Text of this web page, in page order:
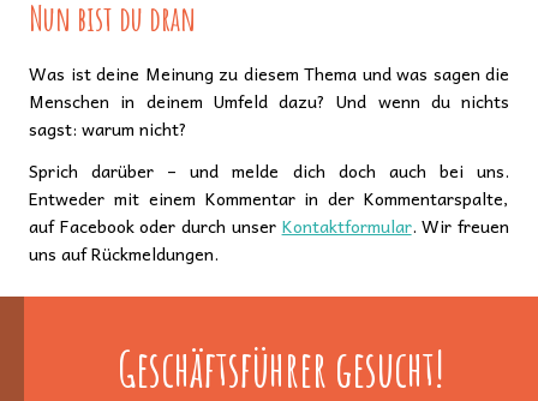
Nun bist du dran
Was ist deine Meinung zu diesem Thema und was sagen die
Menschen in deinem Umfeld dazu? Und wenn du nichts
sagst: warum nicht?
Sprich darüber – und melde dich doch auch bei uns.
Entweder mit einem Kommentar in der Kommentarspalte,
auf Facebook oder durch unser Kontaktformular. Wir freuen
uns auf Rückmeldungen.
Geschäftsführer gesucht!